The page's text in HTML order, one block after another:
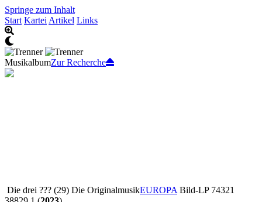
Springe zum Inhalt
Start Kartei Artikel Links
MusikalbumZur Recherche
Die drei ??? (29) Die OriginalmusikEUROPA Bild-LP 74321